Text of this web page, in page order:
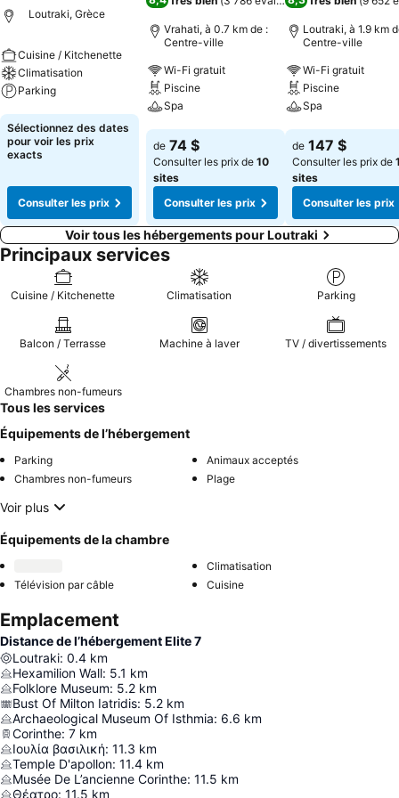
Loutraki, Grèce
Cuisine / Kitchenette
Climatisation
Parking
Consulter les prix
Sélectionnez des dates
pour voir les prix
exacts
Consulter les prix
Vrahati, à 0.7 km de :
Centre-ville
Wi-Fi gratuit
Piscine
Spa
Consulter les prix
de 74 $
Consulter les prix de 10
sites
Consulter les prix
Loutraki, à 1.9 km
Centre-ville
Wi-Fi gratuit
Piscine
Spa
Consulter les
de 147 $
Consulter les prix de
sites
Consulter les prix
Voir tous les hébergements pour Loutraki
Principaux services
Cuisine / Kitchenette Climatisation Parking
Balcon / Terrasse Machine à laver TV / divertissements
Chambres non-fumeurs
Tous les services
Équipements de l’hébergement
Parking
Animaux acceptés
Chambres non-fumeurs
Plage
Voir plus
Équipements de la chambre
Climatisation
Télévision par câble
Cuisine
Emplacement
Distance de l’hébergement Elite 7
Loutraki: 0.4 km
Hexamilion Wall: 5.1 km
Folklore Museum: 5.2 km
Bust Of Milton Iatridis: 5.2 km
Archaeological Museum Of Isthmia: 6.6 km
Corinthe: 7 km
Ιουλία βασιλική: 11.3 km
Temple D'apollon: 11.4 km
Musée De L’ancienne Corinthe: 11.5 km
Θέατρο: 11.5 km